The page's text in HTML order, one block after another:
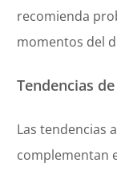
recomienda
momentos del
Tendencias
Las tendencias
complementan